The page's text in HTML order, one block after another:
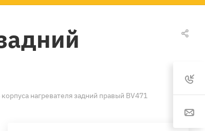
нагревателя задний правый BV471